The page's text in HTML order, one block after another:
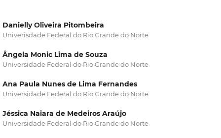
Danielly Oliveira Pitombeira
Univerisdade Federal do Rio Grande do Norte
Ângela Monic Lima de Souza
Universidade Federal do Rio Grande do Norte
Ana Paula Nunes de Lima Fernandes
Universidade Federal do Rio Grande do Norte
Jéssica Naiara de Medeiros Araújo
Universidade Federal do Rio Grande do Norte